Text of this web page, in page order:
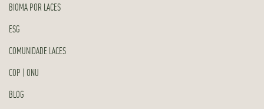
BIOMA POR LACES
ESG
COMUNIDADE LACES
COP | ONU
BLOG